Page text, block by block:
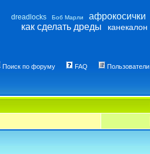
dreadlocks Боб Марли афрокосички
как сделать дреды канекалон
Поиск по форуму FAQ Пользователи